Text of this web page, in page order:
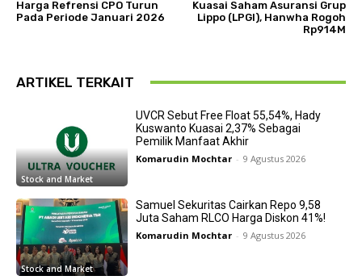
Harga Refrensi CPO Turun
Pada Periode Januari 2026
Kuasai Saham Asuransi Grup
Lippo (LPGI), Hanwha Rogoh
Rp914M
ARTIKEL TERKAIT
Stock and Market
UVCR Sebut Free Float 55,54%, Hady
Kuswanto Kuasai 2,37% Sebagai
Pemilik Manfaat Akhir
Komarudin Mochtar - 9 Agustus 2026
Stock and Market
Samuel Sekuritas Cairkan Repo 9,58
Juta Saham RLCO Harga Diskon 41%!
Komarudin Mochtar - 9 Agustus 2026